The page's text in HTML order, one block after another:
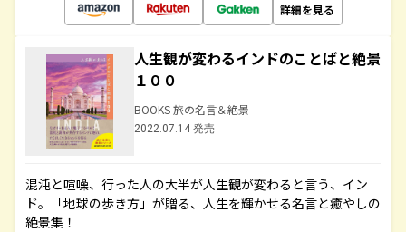
詳細を見る
人生観が変わるインドのことばと絶景
１００
BOOKS 旅の名言＆絶景
2022.07.14 発売
混沌と喧噪、行った人の大半が人生観が変わると言う、イン
ド。「地球の歩き方」が贈る、人生を輝かせる名言と癒やしの
絶景集！